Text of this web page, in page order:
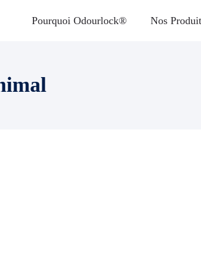
Pourquoi Odourlock® Nos